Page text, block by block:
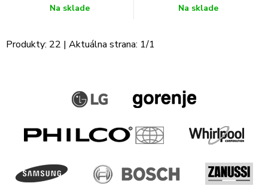
Na sklade Na sklade
Produkty: 22 | Aktuálna strana: 1/1